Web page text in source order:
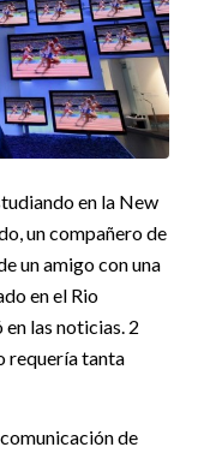
en la New
un compañero de
un amigo con una
en el Rio
las noticias. 2
requería tanta
de